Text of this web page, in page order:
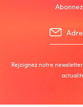
Rejoignez notre